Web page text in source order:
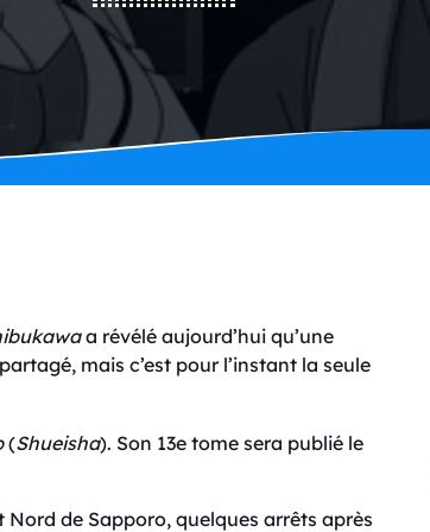
a révélé aujourd’hui qu’une
mais c’est pour l’instant la seule
(Shueisha). Son 13e tome sera publié le
de Sapporo, quelques arrêts après